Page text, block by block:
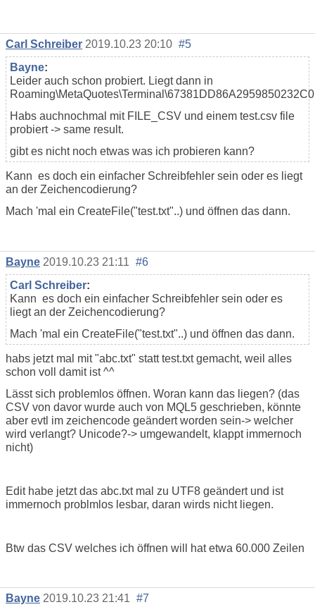
Carl Schreiber 2019.10.23 20:10 #5
Bayne:
Leider auch schon probiert. Liegt dann in
Habs auchnochmal mit FILE_CSV und einem test.csv file
probiert -> same result.
gibt es nicht noch etwas was ich probieren kann?
Kann es doch ein einfacher Schreibfehler sein oder es liegt
an der Zeichencodierung?
Mach 'mal ein CreateFile("test.txt"..) und öffnen das dann.
Bayne 2019.10.23 21:11 #6
Carl Schreiber:
Kann es doch ein einfacher Schreibfehler sein oder es
liegt an der Zeichencodierung?
Mach 'mal ein CreateFile("test.txt"..) und öffnen das dann.
habs jetzt mal mit "abc.txt" statt test.txt gemacht, weil alles
schon voll damit ist ^^
Lässt sich problemlos öffnen. Woran kann das liegen? (das
CSV von davor wurde auch von MQL5 geschrieben, könnte
aber evtl im zeichencode geändert worden sein-> welcher
wird verlangt? Unicode?-> umgewandelt, klappt immernoch
nicht)
Edit habe jetzt das abc.txt mal zu UTF8 geändert und ist
immernoch problmlos lesbar, daran wirds nicht liegen.
Btw das CSV welches ich öffnen will hat etwa 60.000 Zeilen
Bayne 2019.10.23 21:41 #7